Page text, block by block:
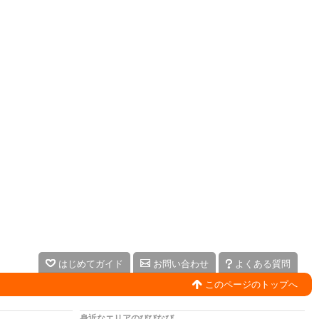
はじめてガイド お問い合わせ
よくある質問
このページのトップへ